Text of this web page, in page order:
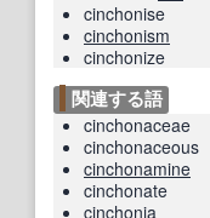
cinchonise
cinchonism
cinchonize
関連する語
cinchonaceae
cinchonaceous
cinchonamine
cinchonate
cinchonia